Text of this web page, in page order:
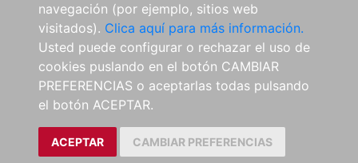
navegación (por ejemplo, sitios web
visitados). Clica aquí para más información.
Usted puede configurar o rechazar el uso de
cookies puslando en el botón CAMBIAR
PREFERENCIAS o aceptarlas todas pulsando
el botón ACEPTAR.
ACEPTAR CAMBIAR PREFERENCIAS